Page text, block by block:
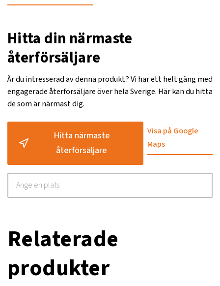
Hitta din närmaste
återförsäljare
Är du intresserad av denna produkt? Vi har ett helt gäng med
engagerade återförsäljare över hela Sverige. Här kan du hitta
de som är närmast dig.
Hitta närmaste
återförsäljare
Visa på Google
Maps
Relaterade
produkter